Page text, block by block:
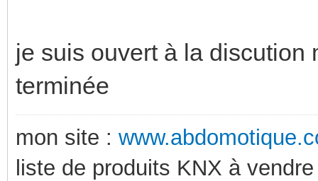
je suis ouvert à la discution
terminée
mon site :
liste de produits KNX à